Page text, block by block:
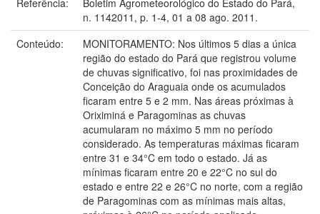
n. 1142011, p. 1-4, 01 a 08 ago. 2011.
Conteúdo:
MONITORAMENTO: Nos últimos 5 dias a única
região do estado do Pará que registrou volume
de chuvas significativo, foi nas proximidades de
Conceição do Araguaia onde os acumulados
ficaram entre 5 e 2 mm. Nas áreas próximas à
Oriximiná e Paragominas as chuvas
acumularam no máximo 5 mm no período
considerado. As temperaturas máximas ficaram
entre 31 e 34°C em todo o estado. Já as
mínimas ficaram entre 20 e 22°C no sul do
estado e entre 22 e 26°C no norte, com a região
de Paragominas com as mínimas mais altas,